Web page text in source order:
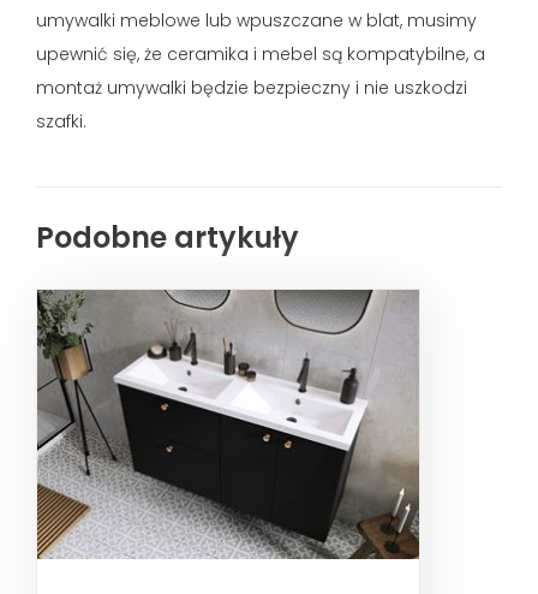
umywalki meblowe lub wpuszczane w blat, musimy
upewnić się, że ceramika i mebel są kompatybilne, a
montaż umywalki będzie bezpieczny i nie uszkodzi
szafki.
Podobne artykuły